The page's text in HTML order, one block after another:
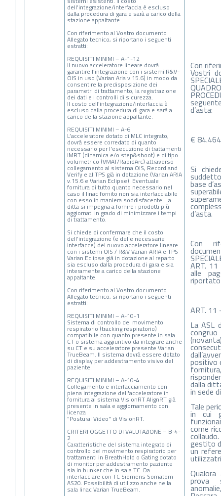
dell’integrazione/interfaccia è escluso
dalla procedura di gara e sarà a carico della
stazione appaltante.
Con riferimento al Vostro documento
Allegato tecnico, si riportano i seguenti
estratti:
REQUISITI MINIMI – A-1-12
Il nuovo acceleratore lineare dovrà
garantire l’integrazione con i sistemi R&V-
OIS in uso (Varian Aria v.15.6) in modo da
consentire la predisposizione dei
parametri di trattamento, la registrazione
dei dati e i controlli di sicurezza.
Il costo dell’integrazione/interfaccia è
escluso dalla procedura di gara e sarà a
carico della stazione appaltante.
REQUISITI MINIMI – A-6
L’acceleratore dotato di MLC integrato,
dovrà essere corredato di quanto
necessario per l'esecuzione di trattamenti
IMRT (dinamica e/o step&shoot) e di tipo
volumetrico (VMAT/RapidArc) attraverso
collegamento al sistema OIS, Record and
Verify e al TPS già in dotazione (Varian ARIA
v.15.6 e Varian Eclipse). Eventuale
fornitura di tutto quanto necessario nel
caso il linac fornito non sia interfacciabile
con esso in maniera soddisfacente. La
ditta si impegna a fornire i prodotti più
aggiornati in grado di minimizzare i tempi
di trattamento.
Si chiede di confermare che il costo
dell’integrazione (e delle necessarie
interfacce) del nuovo acceleratore lineare
con i sistemi OIS / R&V Varian ARIA e TPS
Varian Eclipse già in dotazione al reparto
sia escluso dalla procedura di gara e sia
interamente a carico della stazione
appaltante.
Con riferimento al Vostro documento
Allegato tecnico, si riportano i seguenti
estratti:
REQUISITI MINIMI – A-10-1
Sistema di controllo del movimento
respiratorio (tracking respiratorio)
compatibile con quanto presente in sala
CT o sistema aggiuntivo da integrare anche
su CT e su acceleratore presente Varian
TrueBeam. Il sistema dovrà essere dotato
di display per addestramento visivo del
paziente.
REQUISITI MINIMI – A-10-4
Collegamento e interfacciamento con
piena integrazione dell'acceleratore in
fornitura al sistema VisionRT AlignRT già
presente in sala e aggiornamento con
licenza
"Postural Video" di VisionRT.
CRITERI OGGETTO DI VALUTAZIONE – B-4-
2
Caratteristiche del sistema integrato di
controllo del movimento respiratorio per
trattamenti in BreathHold o Gating dotato
di monitor per addestramento paziente
sia in bunker che in sala TC. Da
interfacciare con TC Siemens Somatom
AS20. Possibilità di utilizzo anche nella
sala linac Varian TrueBeam.
Con
Vostri
d’asta:
€
Si
base
d’asta.
Con
ART.
alle
ART. 11
La ASL
positivo
dalla
in sede
Tale
in cui
come
gestito
un
prova